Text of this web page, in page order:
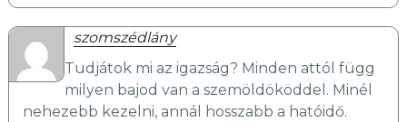
szomszédlány
Tudjátok mi az igazság? Minden attól függ
milyen bajod van a szemöldököddel. Minél
nehezebb kezelni, annál hosszabb a hatóidő.